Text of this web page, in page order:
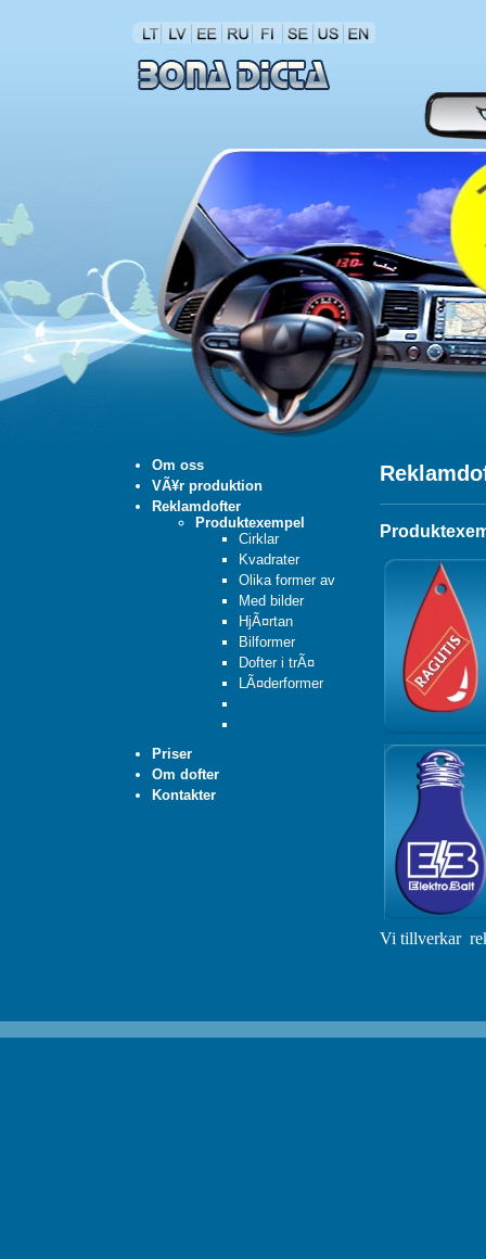
Om oss
VÃ¥r produktion
Reklamdofter
Produktexempel
Cirklar
Kvadrater
Olika former av
Med bilder
HjÃ¤rtan
Bilformer
Dofter i trÃ¤
LÃ¤derformer
Priser
Om dofter
Kontakter
Vi tillverkar